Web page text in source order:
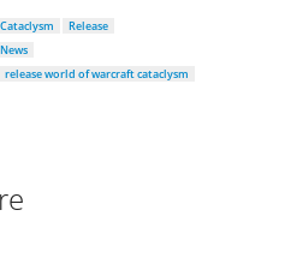
Cataclysm
Release
News
release world of warcraft cataclysm